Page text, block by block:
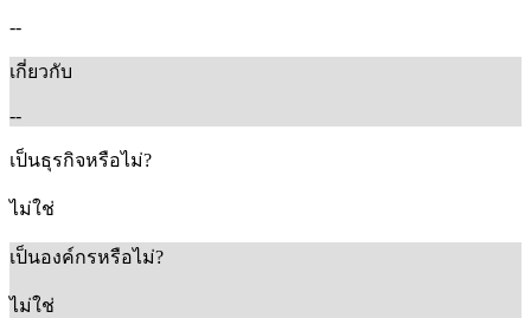
--
เกี่ยวกับ
--
เป็นธุรกิจหรือไม่?
ไม่ใช่
เป็นองค์กรหรือไม่?
ไม่ใช่